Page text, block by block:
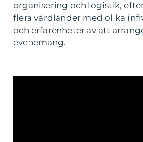
organisering och logistik,
flera värdländer med olika
och erfarenheter av att
evenemang.